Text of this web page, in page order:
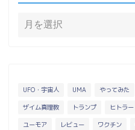
UFO・宇宙人 UMA やってみた
ザイム真理教 トランプ ヒトラー
ユーモア レビュー ワクチン